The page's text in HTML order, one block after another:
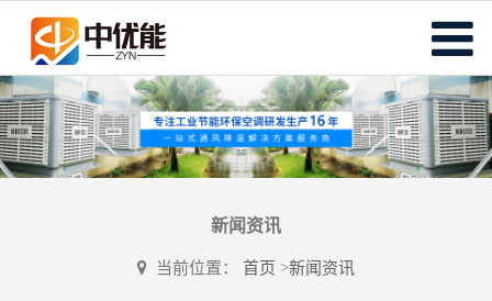
新闻资讯
当前位置： 首页 >新闻资讯